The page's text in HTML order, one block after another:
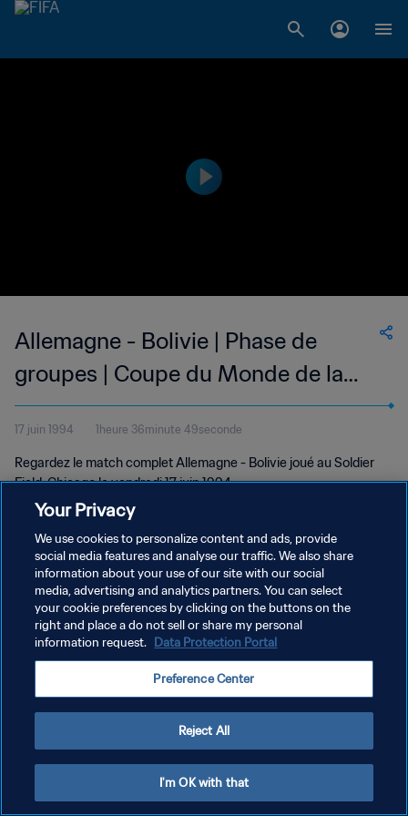
Allemagne - Bolivie | Phase de
groupes | Coupe du Monde de la
FIFA, États-Unis 1994™ | Match
complet
17 juin 1994 1heure 36minute 49seconde
Regardez le match complet Allemagne - Bolivie joué au Soldier
Field, Chicago le vendredi 17 juin 1994.
POLITIQUE DE CONFIDENTIALITÉ
CONDITIONS D'UTILISATION
GÉRER VOS PRÉFÉRENCES SUR LES COOKIES
Your Privacy
We use cookies to personalize content and ads, provide
social media features and analyse our traffic. We also share
information about your use of our site with our social
media, advertising and analytics partners. You can select
your cookie preferences by clicking on the buttons on the
right and place a do not sell or share my personal
information request. Data Protection Portal
Preference Center
Reject All
I'm OK with that